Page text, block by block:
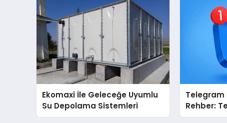
Ekomaxi İle Geleceğe Uyumlu
Su Depolama Sistemleri
Telegram
Rehber:
Dizinleri